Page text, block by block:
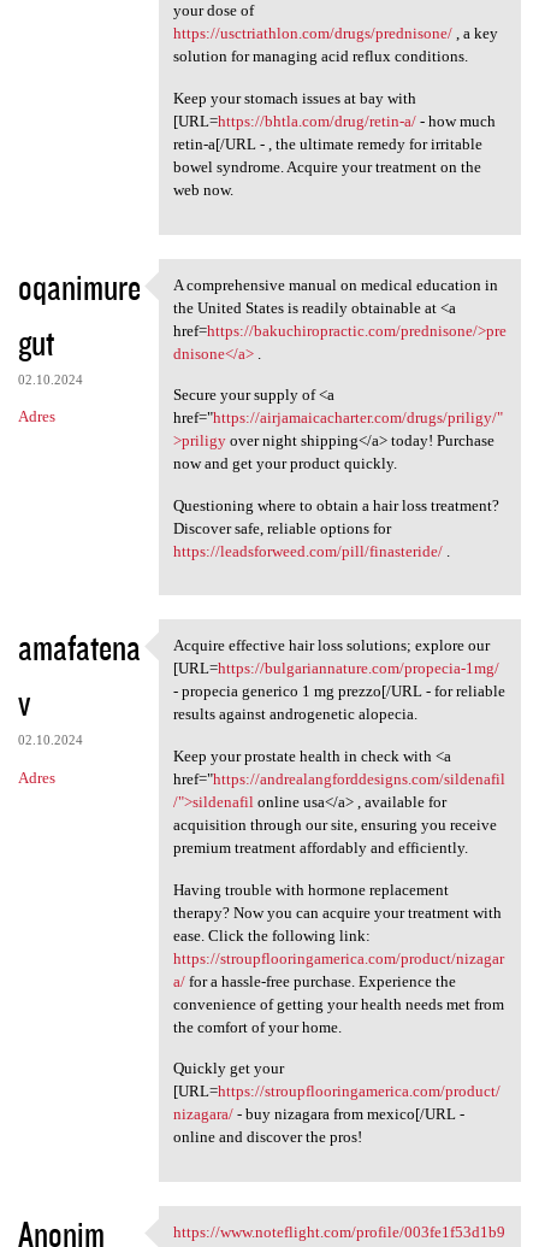
your dose of
https://usctriathlon.com/drugs/prednisone/, a key
solution for managing acid reflux conditions.
Keep your stomach issues at bay with
[URL=https://bhtla.com/drug/retin-a/- how much
retin-a[/URL - , the ultimate remedy for irritable
bowel syndrome. Acquire your treatment on the
web now.
oqanimure
gut
02.10.2024
Adres
A comprehensive manual on
A comprehensive manual on medical education in
the United States is readily obtainable at <a
href=https://bakuchiropractic.com/prednisone/>pre
dnisone</a>.
Secure your supply of <a
href="https://airjamaicacharter.com/drugs/priligy/"
>priligyover night shipping</a> today! Purchase
now and get your product quickly.
Questioning where to obtain a hair loss treatment?
Discover safe, reliable options for
https://leadsforweed.com/pill/finasteride/.
amafatena
v
02.10.2024
Adres
Acquire effective hair loss
Acquire effective hair loss solutions; explore our
[URL=https://bulgariannature.com/propecia-1mg/
- propecia generico 1 mg prezzo[/URL - for reliable
results against androgenetic alopecia.
Keep your prostate health in check with <a
href="https://andrealangforddesigns.com/sildenafil
/">sildenafilonline usa</a> , available for
acquisition through our site, ensuring you receive
premium treatment affordably and efficiently.
Having trouble with hormone replacement
therapy? Now you can acquire your treatment with
ease. Click the following link:
https://stroupflooringamerica.com/product/nizagar
a/for a hassle-free purchase. Experience the
convenience of getting your health needs met from
the comfort of your home.
Quickly get your
[URL=https://stroupflooringamerica.com/product/
nizagara/- buy nizagara from mexico[/URL -
online and discover the pros!
Anonim
https://www.noteflight.com/profile/003fe1f53d1b9